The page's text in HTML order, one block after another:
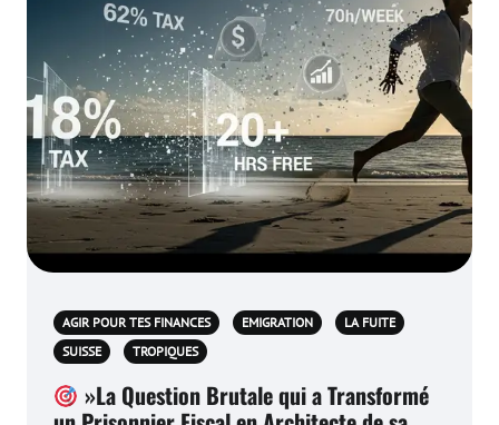
AGIR POUR TES FINANCES EMIGRATION
LA FUITE
SUISSE
TROPIQUES
»La Question Brutale qui a Transformé